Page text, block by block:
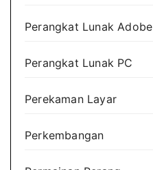
Perangkat Lunak Adobe
Perangkat Lunak PC
Perekaman Layar
Perkembangan